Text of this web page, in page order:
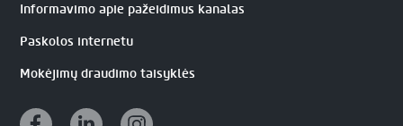
Informavimo apie pažeidimus kanalas
Paskolos internetu
Mokėjimų draudimo taisyklės